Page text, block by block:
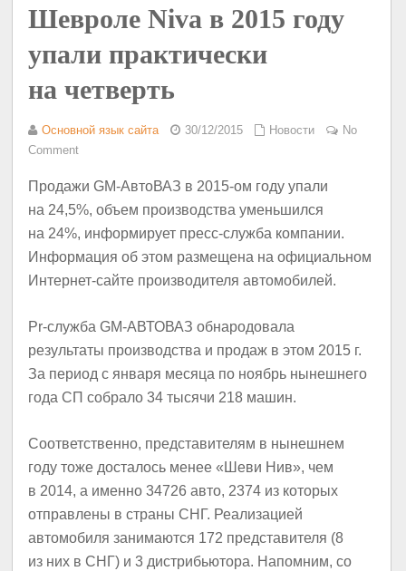
Шевроле Niva в 2015 году
упали практически
на четверть
Основной язык сайта 30/12/2015 Новости
No
Comment
Продажи GM-АвтоВАЗ в 2015-ом году упали
на 24,5%, объем производства уменьшился
на 24%, информирует пресс-служба компании.
Информация об этом размещена на официальном
Интернет-сайте производителя автомобилей.
Pr-служба GM-АВТОВАЗ обнародовала
результаты производства и продаж в этом 2015 г.
За период с января месяца по ноябрь нынешнего
года СП собрало 34 тысячи 218 машин.
Соответственно, представителям в нынешнем
году тоже досталось менее «Шеви Нив», чем
в 2014, а именно 34726 авто, 2374 из которых
отправлены в страны СНГ. Реализацией
автомобиля занимаются 172 представителя (8
из них в СНГ) и 3 дистрибьютора. Напомним, со